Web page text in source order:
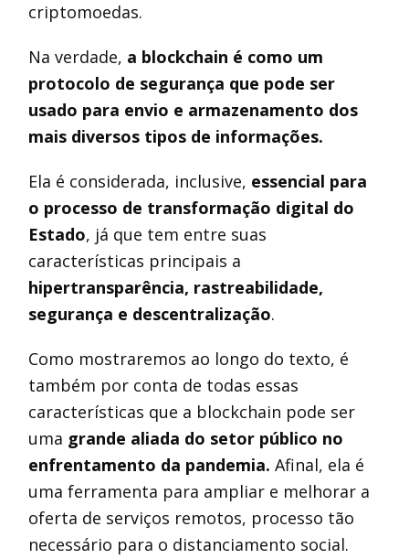
criptomoedas.
Na verdade, a blockchain é como um
protocolo de segurança que pode ser
usado para envio e armazenamento dos
mais diversos tipos de informações.
Ela é considerada, inclusive, essencial para
o processo de transformação digital do
Estado, já que tem entre suas
características principais a
hipertransparência, rastreabilidade,
segurança e descentralização.
Como mostraremos ao longo do texto, é
também por conta de todas essas
características que a blockchain pode ser
uma grande aliada do setor público no
enfrentamento da pandemia. Afinal, ela é
uma ferramenta para ampliar e melhorar a
oferta de serviços remotos, processo tão
necessário para o distanciamento social.